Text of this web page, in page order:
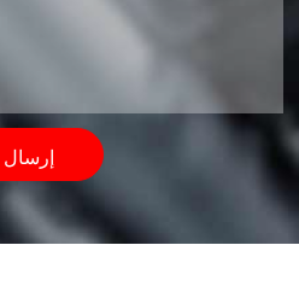
إرسال